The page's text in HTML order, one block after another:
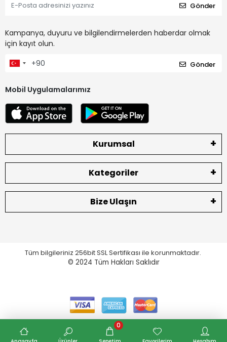
Gönder
Kampanya, duyuru ve bilgilendirmelerden haberdar olmak
için kayıt olun.
Gönder
Mobil Uygulamalarımız
Kurumsal
Kategoriler
Bize Ulaşın
Tüm bilgileriniz 256bit SSL Sertifikası ile korunmaktadır.
© 2024 Tüm Hakları Saklıdır
0